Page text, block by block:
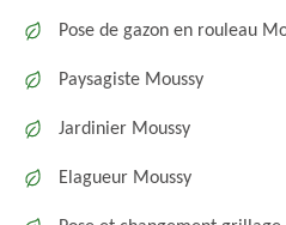
Pose de gazon en rouleau
Paysagiste Moussy
Jardinier Moussy
Elagueur Moussy